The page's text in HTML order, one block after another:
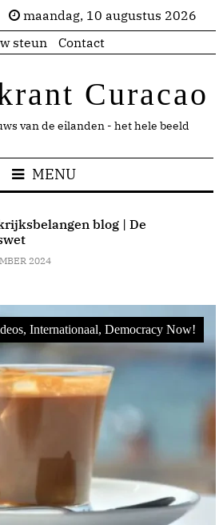
maandag, 10 augustus 2026
steun Contact
Curacao
van de eilanden - het hele beeld
MENU
blog | De
2024
Internationaal, Democracy Now!